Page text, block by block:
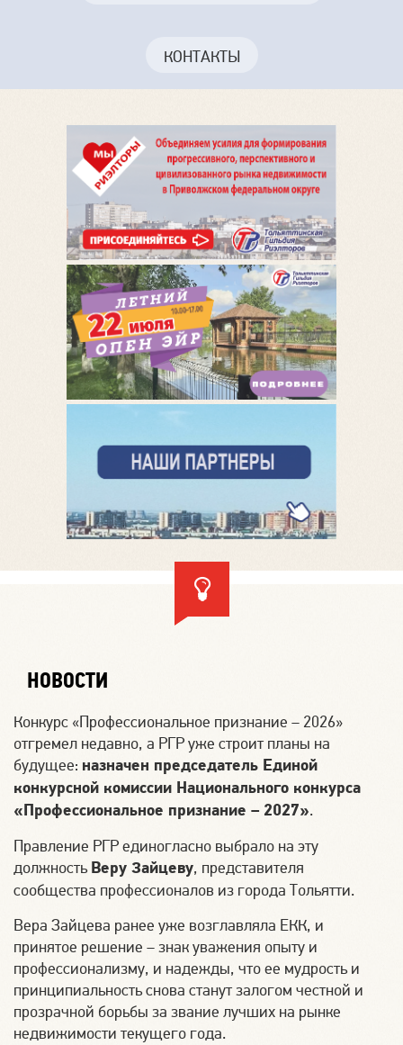
КОНТАКТЫ
НОВОСТИ
Конкурс «Профессиональное признание – 2026»
отгремел недавно, а РГР уже строит планы на
будущее: назначен председатель Единой
конкурсной комиссии Национального конкурса
«Профессиональное признание – 2027».
Правление РГР единогласно выбрало на эту
должностьВеру Зайцеву, представителя
сообщества профессионалов из города Тольятти.
Вера Зайцева ранее уже возглавляла ЕКК, и
принятое решение – знак уважения опыту и
профессионализму, и надежды, что ее мудрость и
принципиальность снова станут залогом честной и
прозрачной борьбы за звание лучших на рынке
недвижимости текущего года.